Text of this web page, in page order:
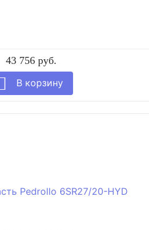
43 756 руб.